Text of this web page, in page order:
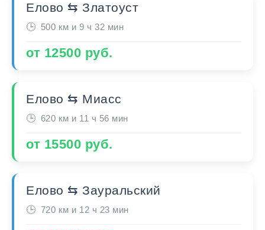
Елово ⇆ Златоуст
500 км и 9 ч 32 мин
от 12500 руб.
Елово ⇆ Миасс
620 км и 11 ч 56 мин
от 15500 руб.
Елово ⇆ Зауральский
720 км и 12 ч 23 мин